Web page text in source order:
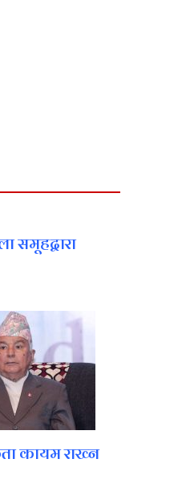
समूहद्वारा
कायम राख्न